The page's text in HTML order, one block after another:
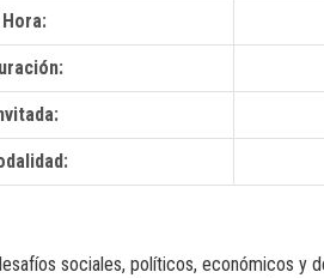
Hora:
sociales, políticos, económicos